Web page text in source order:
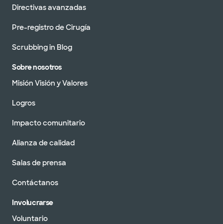
Directivas avanzadas
Pre-registro de Cirugía
Scrubbing in Blog
Sobre nosotros
Misión Visión y Valores
Logros
Impacto comunitario
Alianza de calidad
Salas de prensa
Contáctanos
Involucrarse
Voluntario